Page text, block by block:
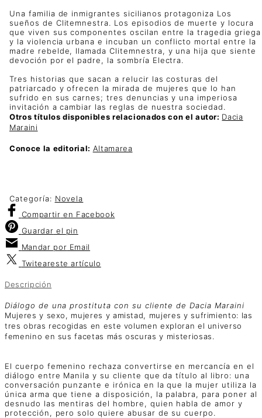
Una familia de inmigrantes sicilianos protagoniza Los
sueños de Clitemnestra. Los episodios de muerte y locura
que viven sus componentes oscilan entre la tragedia griega
y la violencia urbana e incuban un conflicto mortal entre la
madre rebelde, llamada Clitemnestra, y una hija que siente
devoción por el padre, la sombría Electra.
Tres historias que sacan a relucir las costuras del
patriarcado y ofrecen la mirada de mujeres que lo han
sufrido en sus carnes; tres denuncias y una imperiosa
invitación a cambiar las reglas de nuestra sociedad.
Otros títulos disponibles relacionados con el autor: Dacia
Maraini
Conoce la editorial: Altamarea
Categoría: Novela
Compartir en Facebook
Guardar el pin
Mandar por Email
Twiteareste artículo
Descripción
Diálogo de una prostituta con su cliente de Dacia Maraini
Mujeres y sexo, mujeres y amistad, mujeres y sufrimiento: las
tres obras recogidas en este volumen exploran el universo
femenino en sus facetas más oscuras y misteriosas.
El cuerpo femenino rechaza convertirse en mercancía en el
diálogo entre Manila y su cliente que da título al libro: una
conversación punzante e irónica en la que la mujer utiliza la
única arma que tiene a disposición, la palabra, para poner al
desnudo las mentiras del hombre, quien habla de amor y
protección, pero solo quiere abusar de su cuerpo.